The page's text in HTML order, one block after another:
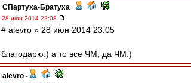
СПартуха-Братуха -
28 июн 2014 22:08
# alevro » 28 июн 2014 23:05
благодарю:) а то все ЧМ, да ЧМ:)
alevro -